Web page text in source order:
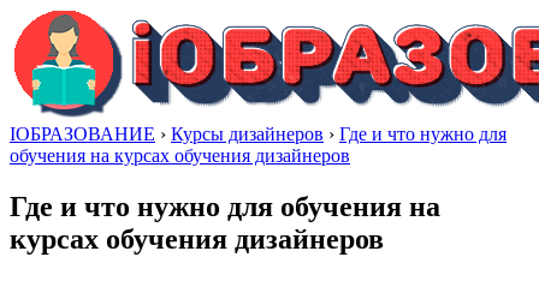
IОБРАЗОВАНИЕ › Курсы дизайнеров › Где и что нужно для
обучения на курсах обучения дизайнеров
Где и что нужно для обучения на
курсах обучения дизайнеров